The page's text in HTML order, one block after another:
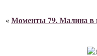
«Моменты 79. Малина в